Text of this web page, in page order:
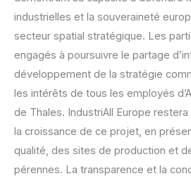
industrielles et la souveraineté
secteur spatial stratégique. Les
engagés à poursuivre le partage
développement de la stratégie
les intérêts de tous les employés
de Thales. IndustriAll Europe
la croissance de ce projet, en
qualité, des sites de production et
pérennes. La transparence et la